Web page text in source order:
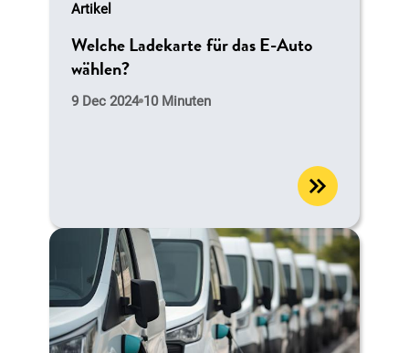
Artikel
Welche Ladekarte für das E-Auto
wählen?
9 Dec 2024 10 Minuten